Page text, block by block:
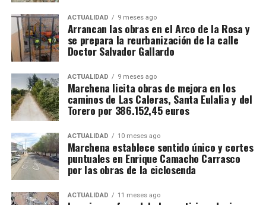
ACTUALIDAD 9 meses ago
Arrancan las obras en el Arco de la Rosa y
se prepara la reurbanización de la calle
Doctor Salvador Gallardo
ACTUALIDAD 9 meses ago
Marchena licita obras de mejora en los
caminos de Las Caleras, Santa Eulalia y del
Torero por 386.152,45 euros
ACTUALIDAD 10 meses ago
Marchena establece sentido único y cortes
puntuales en Enrique Camacho Carrasco
por las obras de la ciclosenda
ACTUALIDAD 11 meses ago